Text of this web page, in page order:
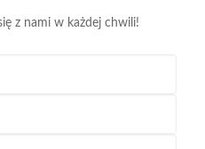
z nami w każdej chwili!